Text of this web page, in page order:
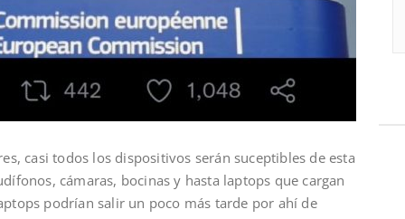
casi todos los dispositivos serán suceptibles de esta
cámaras, bocinas y hasta laptops que cargan
podrían salir un poco más tarde por ahí de